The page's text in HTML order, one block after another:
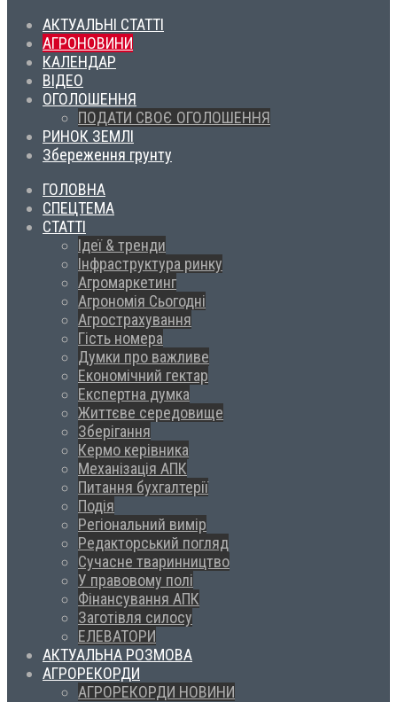
АКТУАЛЬНІ СТАТТІ
АГРОНОВИНИ
КАЛЕНДАР
ВІДЕО
ОГОЛОШЕННЯ
ПОДАТИ СВОЄ ОГОЛОШЕННЯ
РИНОК ЗЕМЛІ
Збереження грунту
ГОЛОВНА
СПЕЦТЕМА
СТАТТІ
Ідеї & тренди
Інфраструктура ринку
Агромаркетинг
Агрономія Сьогодні
Агрострахування
Гість номера
Думки про важливе
Економічний гектар
Експертна думка
Життєве середовище
Зберігання
Кермо керівника
Механізація АПК
Питання бухгалтерії
Подія
Регіональний вимір
Редакторський погляд
Сучасне тваринництво
У правовому полі
Фінансування АПК
Заготівля силосу
ЕЛЕВАТОРИ
АКТУАЛЬНА РОЗМОВА
АГРОРЕКОРДИ
АГРОРЕКОРДИ НОВИНИ